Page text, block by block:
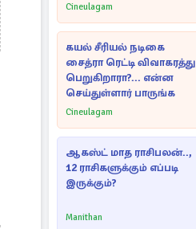
Cineulagam
கயல் சீரியல் நடிகை
சைத்ரா ரெட்டி விவாகரத்து
பெறுகிறாரா?... என்ன
செய்துள்ளார் பாருங்க
Cineulagam
ஆகஸ்ட் மாத ராசிபலன்..,
12 ராசிகளுக்கும் எப்படி
இருக்கும்?
Manithan